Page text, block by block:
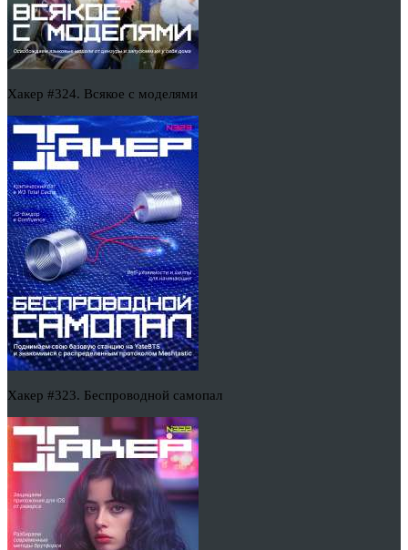
Хакер #324. Всякое с моделями
Хакер #323. Беспроводной самопал